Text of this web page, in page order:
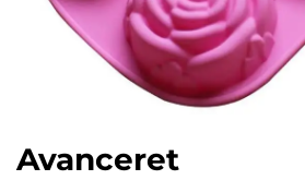
Avanceret